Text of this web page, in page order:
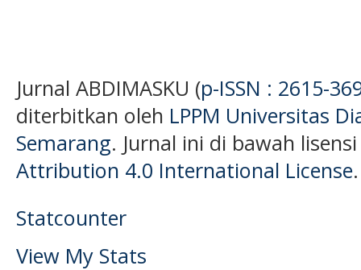
Jurnal ABDIMASKU (p-ISSN : 2615-
diterbitkan oleh LPPM Universitas
Semarang. Jurnal ini di bawah
Attribution 4.0 International License.
Statcounter
View My Stats